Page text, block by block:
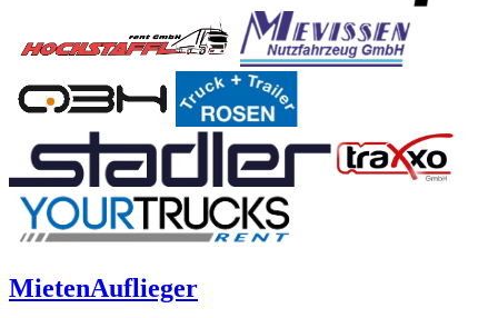
MietenAuflieger